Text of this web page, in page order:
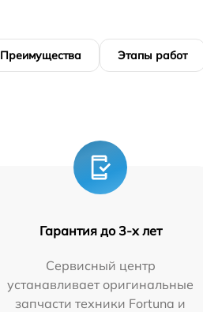
Преимущества Этапы работ
Гарантия до 3-х лет
Сервисный центр
устанавливает оригинальные
запчасти техники Fortuna и